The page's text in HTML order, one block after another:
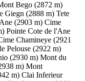
Bego (2872 m)
Giegn (2888 m) Tete
(2903 m) Cime
Pointe Cote de l'Ane
Chamineye (2921
Pelouse (2922 m)
(2930 m) Mont du
m) Mont
m) Clai Inferieur